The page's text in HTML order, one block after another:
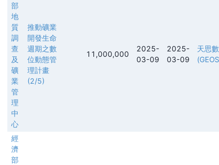
部
地
質
調
查
及
礦
業
管
理
中
心
推動礦業
開發生命
週期之數
位動態管
理計畫
(2/5)
11,000,000
2025-
03-09
2025-
03-09
天思
經
濟
部